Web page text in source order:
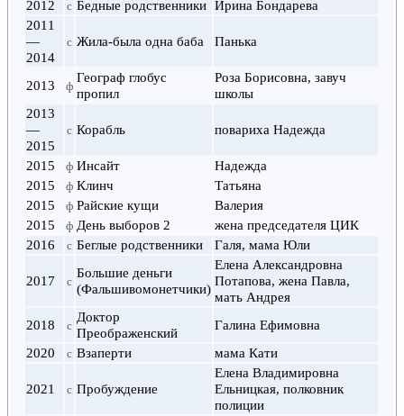
2012
с Бедные родственники Ирина Бондарева
2011
—
2014
с Жила-была одна баба Панька
2013 ф
Географ глобус
пропил
Роза Борисовна, завуч
школы
2013
—
2015
с Корабль повариха Надежда
2015 ф Инсайт
Надежда
2015
ф Клинч
Татьяна
2015
ф Райские кущи
Валерия
2015
ф День выборов 2
жена председателя ЦИК
2016
с Беглые родственники Галя, мама Юли
2017 с
Большие деньги
(Фальшивомонетчики)
Елена Александровна
Потапова, жена Павла,
мать Андрея
2018
с
Доктор
Преображенский
Галина Ефимовна
2020
с Взаперти мама Кати
2021 с Пробуждение
Елена Владимировна
Ельницкая, полковник
полиции